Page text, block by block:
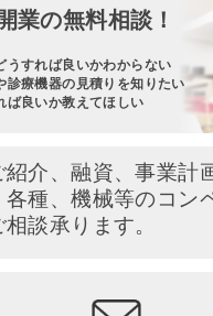
業の無料相談！
うすれば良いかわからない
診療機器の見積りを知りたい
ば良いか教えてほしい
介、融資、事業計
各種、機械等のコン
談承ります。